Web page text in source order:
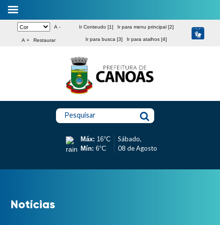
A -
A + Restaurar
Ir Conteudo [1] Ir para menu principal [2]
Ir para busca [3] Ir para atalhos [4]
Pesquisar
Máx: 16°C
Mín: 6°C
Sábado,
08 de Agosto
Notícias